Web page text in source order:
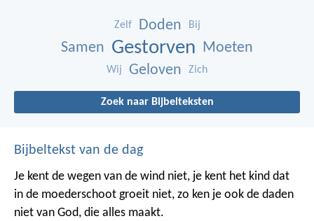
Zelf Doden Bij
Samen Gestorven Moeten
Wij Geloven Zich
Zoek naar Bijbelteksten
Bijbeltekst van de dag
Je kent de wegen van de wind niet, je kent het kind dat
in de moederschoot groeit niet, zo ken je ook de daden
niet van God, die alles maakt.